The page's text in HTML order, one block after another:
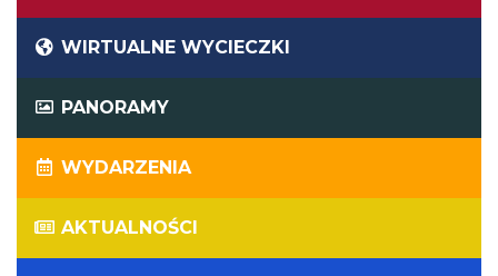
WIRTUALNE WYCIECZKI
PANORAMY
WYDARZENIA
AKTUALNOŚCI